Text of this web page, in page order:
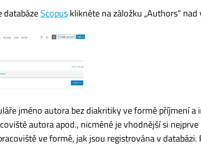
databázeScopusklikněte na záložku „Authors“
jméno autora bez diakritiky ve formě příjmení a
autora apod., nicméně je vhodnější si
ve formě, jak jsou registrována v